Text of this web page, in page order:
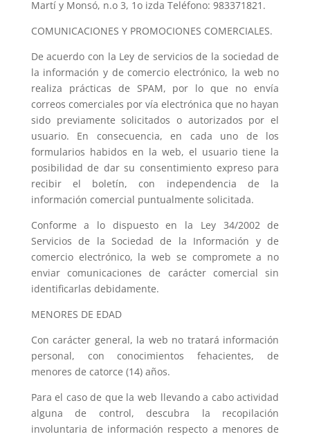
Martí y Monsó, n.o 3, 1o izda Teléfono: 983371821.
COMUNICACIONES Y PROMOCIONES COMERCIALES.
De acuerdo con la Ley de servicios de la sociedad de
la información y de comercio electrónico, la web no
realiza prácticas de SPAM, por lo que no envía
correos comerciales por vía electrónica que no hayan
sido previamente solicitados o autorizados por el
usuario. En consecuencia, en cada uno de los
formularios habidos en la web, el usuario tiene la
posibilidad de dar su consentimiento expreso para
recibir el boletín, con independencia de la
información comercial puntualmente solicitada.
Conforme a lo dispuesto en la Ley 34/2002 de
Servicios de la Sociedad de la Información y de
comercio electrónico, la web se compromete a no
enviar comunicaciones de carácter comercial sin
identificarlas debidamente.
MENORES DE EDAD
Con carácter general, la web no tratará información
personal, con conocimientos fehacientes, de
menores de catorce (14) años.
Para el caso de que la web llevando a cabo actividad
alguna de control, descubra la recopilación
involuntaria de información respecto a menores de